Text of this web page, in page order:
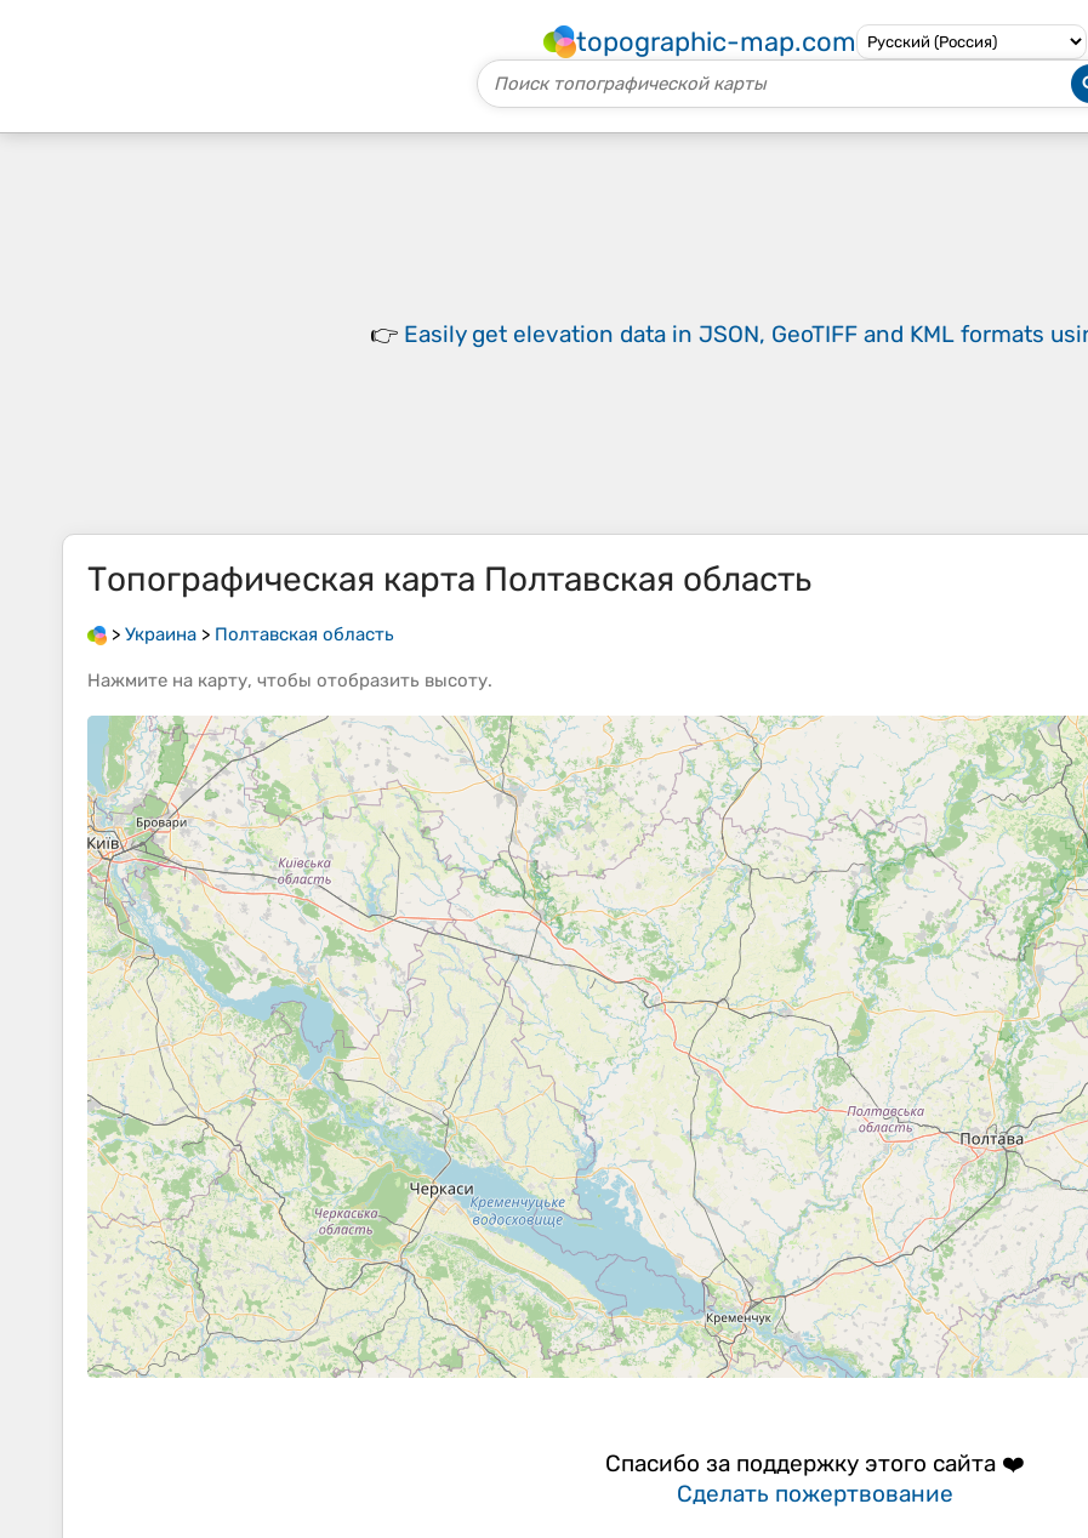
topographic-map.com
👉 Easily get elevation data in JSON, GeoTIFF and KML formats
Топографическая карта Полтавская область
> Украина > Полтавская область
Нажмите на карту, чтобы отобразить высоту.
Спасибо за поддержку этого сайта ❤️
Сделать пожертвование